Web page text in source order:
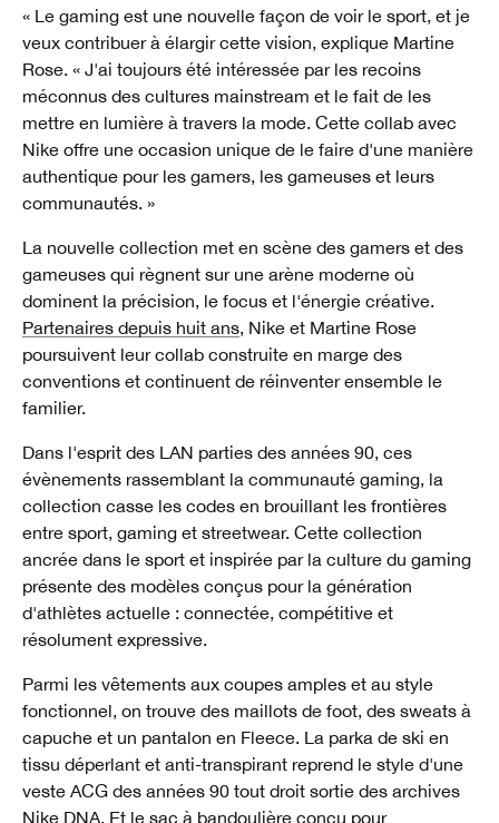
« Le gaming est une nouvelle façon de voir le sport, et je
veux contribuer à élargir cette vision, explique Martine
Rose. « J'ai toujours été intéressée par les recoins
méconnus des cultures mainstream et le fait de les
mettre en lumière à travers la mode. Cette collab avec
Nike offre une occasion unique de le faire d'une manière
authentique pour les gamers, les gameuses et leurs
communautés. »
La nouvelle collection met en scène des gamers et des
gameuses qui règnent sur une arène moderne où
dominent la précision, le focus et l'énergie créative.
Partenaires depuis huit ans, Nike et Martine Rose
poursuivent leur collab construite en marge des
conventions et continuent de réinventer ensemble le
familier.
Dans l'esprit des LAN parties des années 90, ces
évènements rassemblant la communauté gaming, la
collection casse les codes en brouillant les frontières
entre sport, gaming et streetwear. Cette collection
ancrée dans le sport et inspirée par la culture du gaming
présente des modèles conçus pour la génération
d'athlètes actuelle : connectée, compétitive et
résolument expressive.
Parmi les vêtements aux coupes amples et au style
fonctionnel, on trouve des maillots de foot, des sweats à
capuche et un pantalon en Fleece. La parka de ski en
tissu déperlant et anti-transpirant reprend le style d'une
veste ACG des années 90 tout droit sortie des archives
Nike DNA. Et le sac à bandoulière conçu pour